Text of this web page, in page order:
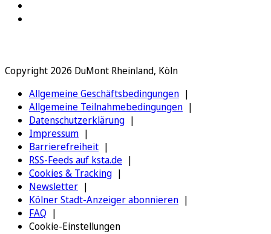
Copyright 2026 DuMont Rheinland, Köln
Allgemeine Geschäftsbedingungen
Allgemeine Teilnahmebedingungen
Datenschutzerklärung
Impressum
Barrierefreiheit
RSS-Feeds auf ksta.de
Cookies & Tracking
Newsletter
Kölner Stadt-Anzeiger abonnieren
FAQ
Cookie-Einstellungen